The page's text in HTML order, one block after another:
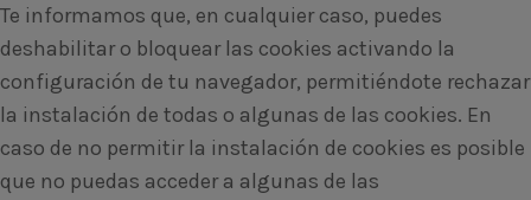
Te informamos que, en cualquier caso, puedes
deshabilitar o bloquear las cookies activando la
configuración de tu navegador, permitiéndote rechazar
la instalación de todas o algunas de las cookies. En
caso de no permitir la instalación de cookies es posible
que no puedas acceder a algunas de las